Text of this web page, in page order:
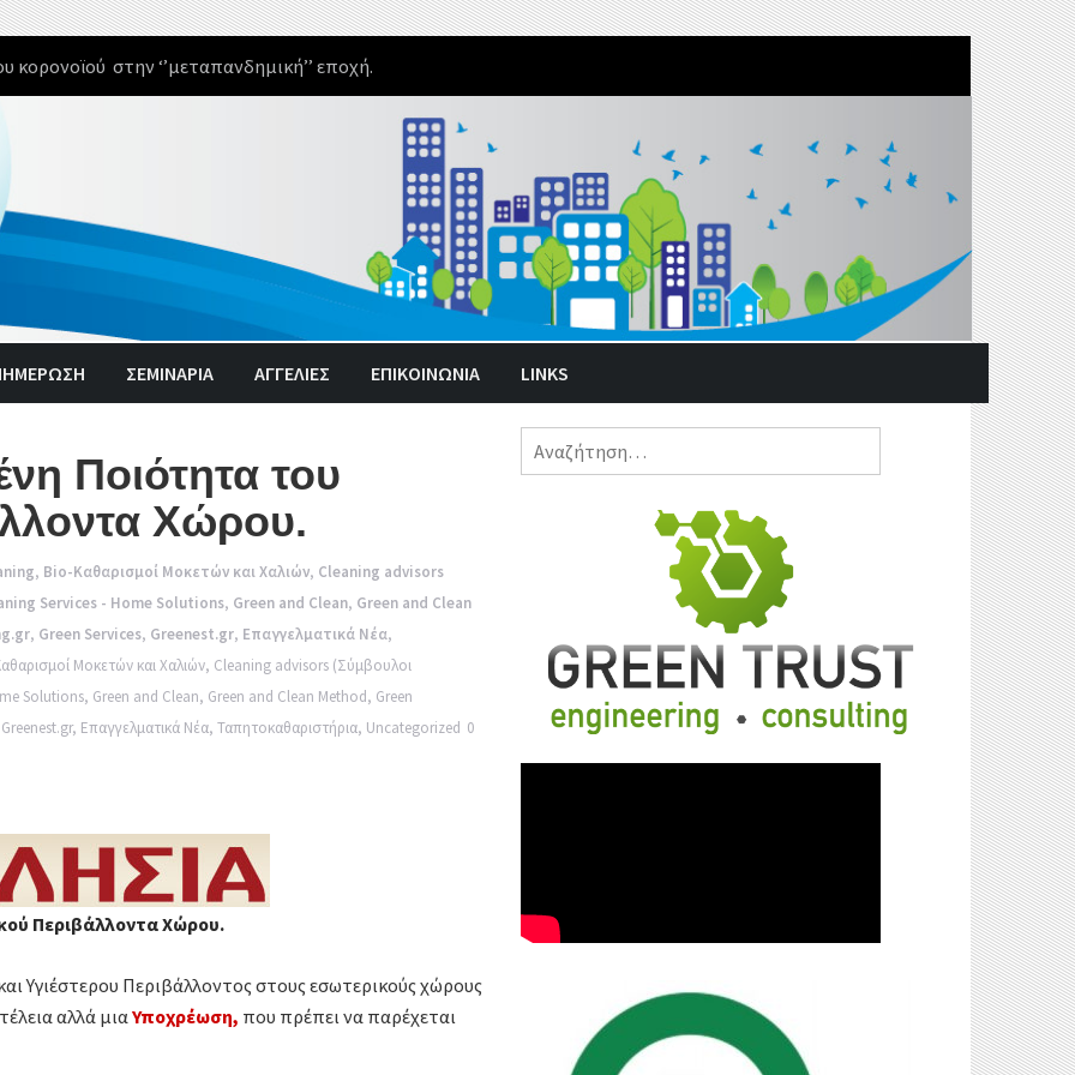
στην ‘’μεταπανδημική’’ εποχή.
ΣΕΜΙΝΑΡΙΑ ΑΓΓΕΛΊΕΣ ΕΠΙΚΟΙΝΩΝΙΑ LINKS
Ποιότητα του
Χώρου.
, Bio-Καθαρισμοί Μοκετών και Χαλιών, Cleaning advisors
Services - Home Solutions, Green and Clean, Green and Clean
, Green Services, Greenest.gr, Επαγγελματικά Νέα,
Μοκετών και Χαλιών, Cleaning advisors (Σύμβουλοι
Solutions, Green and Clean, Green and Clean Method, Green
Greenest.gr, Επαγγελματικά Νέα, Ταπητοκαθαριστήρια, Uncategorized 0
Περιβάλλοντα Χώρου.
Υγιέστερου Περιβάλλοντος στους εσωτερικούς χώρους
αλλά μιαΥποχρέωση, που πρέπει να παρέχεται
Αναζήτηση
για: